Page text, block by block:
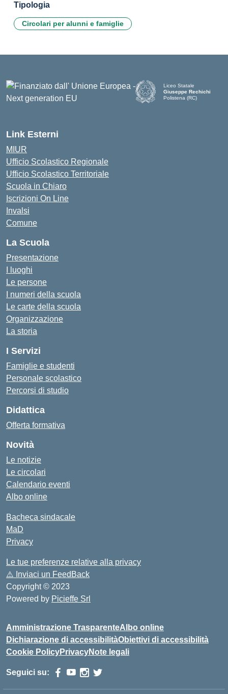
Tipologia
Circolari per alunni e famiglie
Liceo Statale
Giuseppe Rechichi
Polistena (RC)
Link Esterni
MIUR
Ufficio Scolastico Regionale
Ufficio Scolastico Territoriale
Scuola in Chiaro
Iscrizioni On Line
Invalsi
Comune
La Scuola
Presentazione
I luoghi
Le persone
I numeri della scuola
Le carte della scuola
Organizzazione
La storia
I Servizi
Famiglie e studenti
Personale scolastico
Percorsi di studio
Didattica
Offerta formativa
Novità
Le notizie
Le circolari
Calendario eventi
Albo online
Bacheca sindacale
MaD
Privacy
Le tue preferenze relative alla privacy
⚠️ Inviaci un FeedBack
Copyright © 2023
Powered by Picieffe Srl
Amministrazione TrasparenteAlbo online
Dichiarazione di accessibilitàObiettivi di accessibilità
Cookie PolicyPrivacyNote legali
Seguici su: